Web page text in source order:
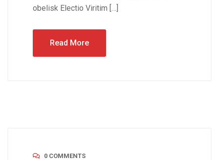
obelisk Electio Viritim […]
Read More
0 COMMENTS